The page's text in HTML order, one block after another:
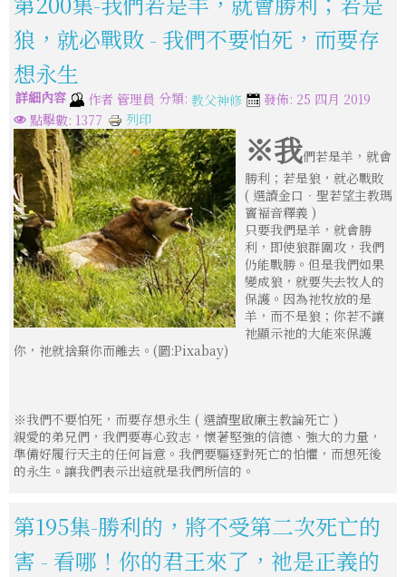
狼，就必戰敗 - 我們不要怕死，而要存
想永生
詳細內容 作者 管理員 分類: 教父神修
發佈: 25 四月 2019
點擊數: 1377
列印
※我們若是羊，就會
勝利；若是狼，就必戰敗
( 選讀金口‧聖若望主教瑪
竇褔音釋義 )
只要我們是羊，就會勝
利，即使狼群圍攻，我們
仍能戰勝。但是我們如果
變成狼，就要失去牧人的
保護。因為祂牧放的是
羊，而不是狼；你若不讓
祂顯示祂的大能來保護
你，祂就捨棄你而離去。(圖:Pixabay)
※我們不要怕死，而要存想永生 ( 選讀聖啟廉主教論死亡 )
親愛的弟兄們，我們要專心致志，懷著堅強的信德、強大的力量，
準備好履行天主的任何旨意。我們要驅逐對死亡的怕懼，而想死後
的永生。讓我們表示出這就是我們所信的。
第195集-勝利的，將不受第二次死亡的
害 - 看哪！你的君王來了，祂是正義的